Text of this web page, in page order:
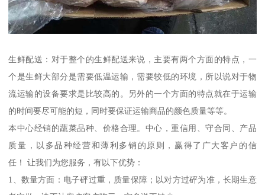
生鲜配送：对于整个的生鲜配送来说，主要有两个方面的特点，一
个是生鲜大部分是需要低温运输，需要较低的环境，所以说对于物
流运输的设备要求是比较高的。另外的一个方面的特点就在于运输
的时间要尽可能的短，同时要保证运输商品的颜色质量等等。
本中心经销的蔬菜品种、价格合理。中心，重信用、守合同、产品
质量，以多品种经营和薄利多销的原则，赢得了广大客户的信
任！ 让我们为您服务，有以下优势：
1、数量方面：电子砰过重，质量保障；以对方过砰为准，长期生意